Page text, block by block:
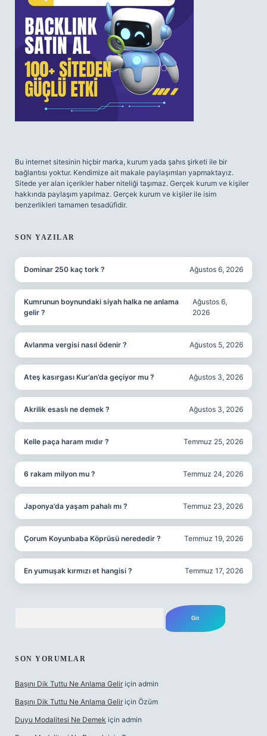
Bu internet sitesinin hiçbir marka, kurum yada şahıs şirketi ile bir
bağlantısı yoktur. Kendimize ait makale paylaşımları yapmaktayız.
Sitede yer alan içerikler haber niteliği taşımaz. Gerçek kurum ve kişiler
hakkında paylaşım yapılmaz. Gerçek kurum ve kişiler ile isim
benzerlikleri tamamen tesadüfidir.
SON YAZILAR
Dominar 250 kaç tork ? Ağustos 6, 2026
Kumrunun boynundaki siyah halka ne anlama
gelir ?
Ağustos 6,
2026
Avlanma vergisi nasıl ödenir ? Ağustos 5, 2026
Ateş kasırgası Kur’an’da geçiyor mu ? Ağustos 3, 2026
Akrilik esaslı ne demek ? Ağustos 3, 2026
Kelle paça haram mıdır ? Temmuz 25, 2026
6 rakam milyon mu ? Temmuz 24, 2026
Japonya’da yaşam pahalı mı ? Temmuz 23, 2026
Çorum Koyunbaba Köprüsü nerededir ? Temmuz 19, 2026
En yumuşak kırmızı et hangisi ? Temmuz 17, 2026
SON YORUMLAR
Başını Dik Tuttu Ne Anlama Gelir için admin
Başını Dik Tuttu Ne Anlama Gelir için Özüm
Duyu Modalitesi Ne Demek için admin